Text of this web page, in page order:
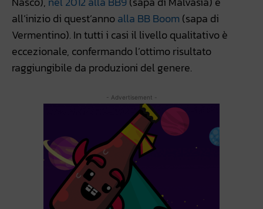
all’inizio di quest’annoalla BB Boom (sapa di
Vermentino). In tutti i casi il livello qualitativo è
eccezionale, confermando l’ottimo risultato
raggiungibile da produzioni del genere.
- Advertisement -